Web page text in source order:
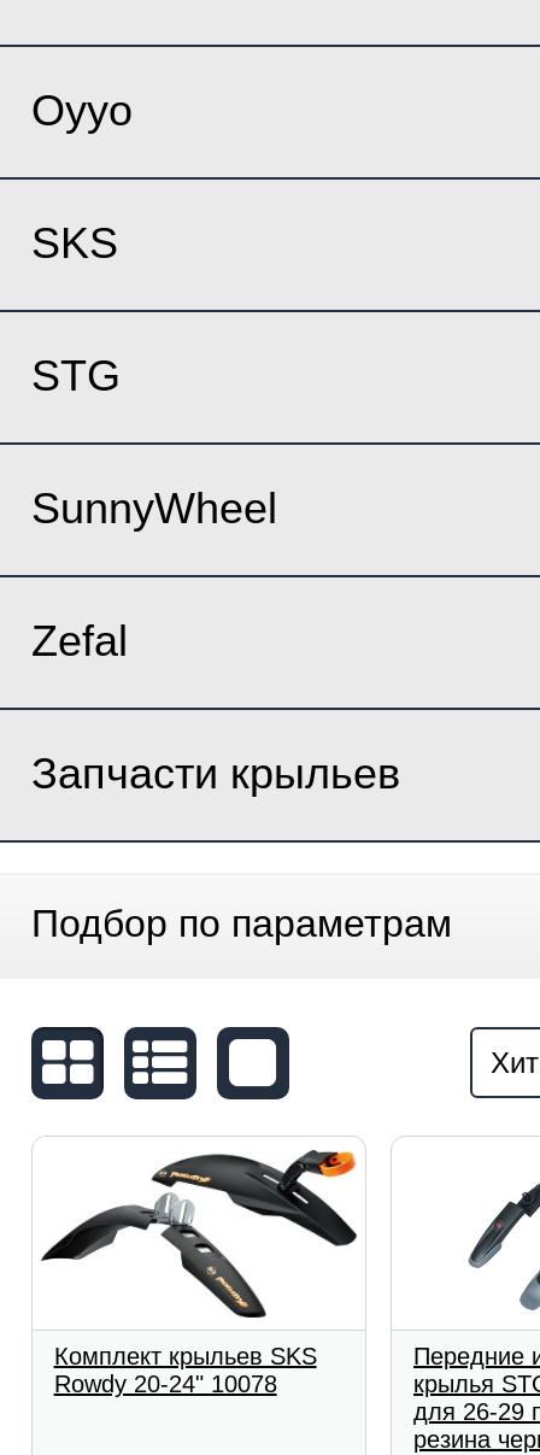
Oyyo
SKS
STG
SunnyWheel
Zefal
Запчасти крыльев
Подбор по параметрам
Комплект крыльев SKS
Rowdy 20-24" 10078
Передние
крылья
для 26-29
резина